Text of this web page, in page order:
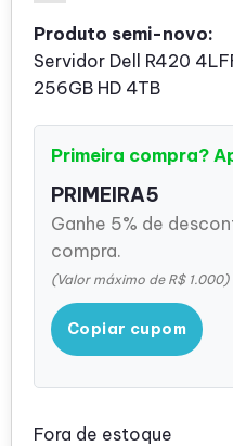
Produto semi-novo:
Servidor Dell R420
256GB HD 4TB
Primeira compra?
PRIMEIRA5
Ganhe 5% de
compra.
(Valor máximo de R$ 1.000)
Copiar cupom
Fora de estoque